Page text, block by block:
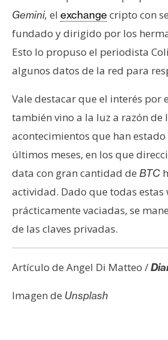
Gemini, el exchangecripto con
fundado y dirigido por los
Esto lo propuso el periodista
algunos datos de la red para
Vale destacar que el interés por
también vino a la luz a razón de
acontecimientos que han
últimos meses, en los que
data con gran cantidad de BTC
actividad. Dado que todas
prácticamente vaciadas, se
de las claves privadas.
Artículo de Angel Di Matteo /
Imagen de Unsplash